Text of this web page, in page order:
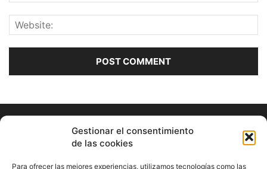
Gestionar el consentimiento
de las cookies
Para ofrecer las mejores experiencias, utilizamos tecnologías como las